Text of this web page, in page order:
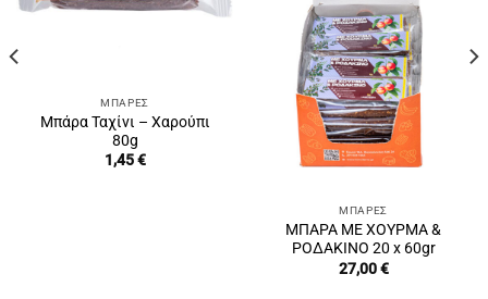
ΜΠΆΡΕΣ
Μπάρα Ταχίνι – Χαρούπι
80g
1,45€
ΜΠΆΡΕΣ
ΜΠΑΡΑ ΜΕ ΧΟΥΡΜΑ &
ΡΟΔΑΚΙΝΟ 20 x 60gr
27,00€